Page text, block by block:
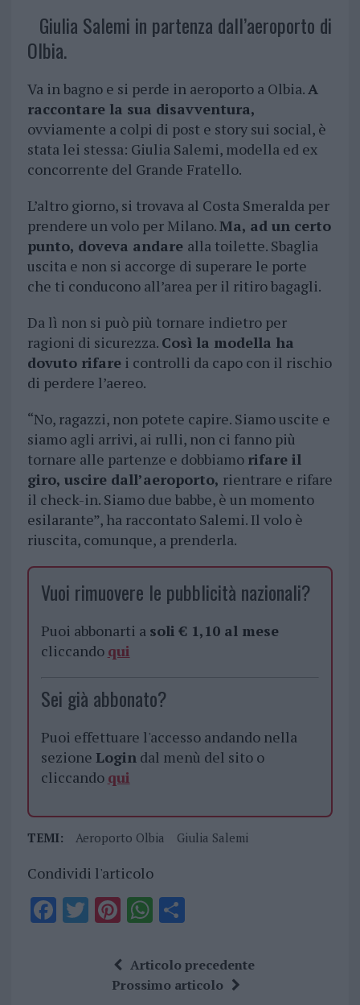
Giulia Salemi in partenza dall’aeroporto di
Olbia.
Va in bagno e si perde in aeroporto a Olbia.A
raccontare la sua disavventura,
ovviamente a colpi di post e story sui social, è
stata lei stessa: Giulia Salemi, modella ed ex
concorrente del Grande Fratello.
L’altro giorno, si trovava al Costa Smeralda per
prendere un volo per Milano.Ma, ad un certo
punto, doveva andare alla toilette. Sbaglia
uscita e non si accorge di superare le porte
che ti conducono all’area per il ritiro bagagli.
Da lì non si può più tornare indietro per
ragioni di sicurezza. Così la modella ha
dovuto rifarei controlli da capo con il rischio
di perdere l’aereo.
“No, ragazzi, non potete capire. Siamo uscite e
siamo agli arrivi, ai rulli, non ci fanno più
tornare alle partenze e dobbiamo rifare il
giro, uscire dall’aeroporto, rientrare e rifare
il check-in. Siamo due babbe, è un momento
esilarante”, ha raccontato Salemi. Il volo è
riuscita, comunque, a prenderla.
Vuoi rimuovere le pubblicità nazionali?
Puoi abbonarti a soli € 1,10 al mese
cliccando qui
Sei già abbonato?
Puoi effettuare l'accesso andando nella
sezione Logindal menù del sito o
cliccando qui
TEMI: Aeroporto Olbia Giulia Salemi
Condividi l'articolo
F T Pi
te
re
W
at
s
S
a
re
Articolo precedente
Prossimo articolo